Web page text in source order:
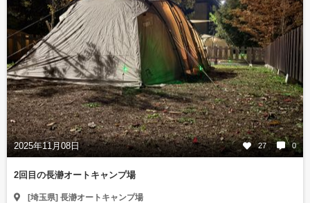
2025年11月08日 27 0
2回目の長瀞オートキャンプ場
[埼玉県] 長瀞オートキャンプ場